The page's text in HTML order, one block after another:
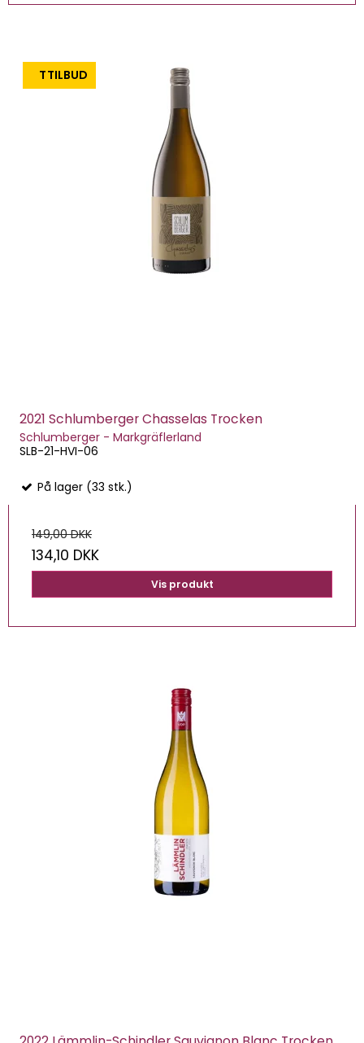
TILBUD
2021 Schlumberger Chasselas Trocken
Schlumberger - Markgräflerland
SLB-21-HVI-06
På lager (33 stk.)
149,00 DKK
134,10 DKK
Vis produkt